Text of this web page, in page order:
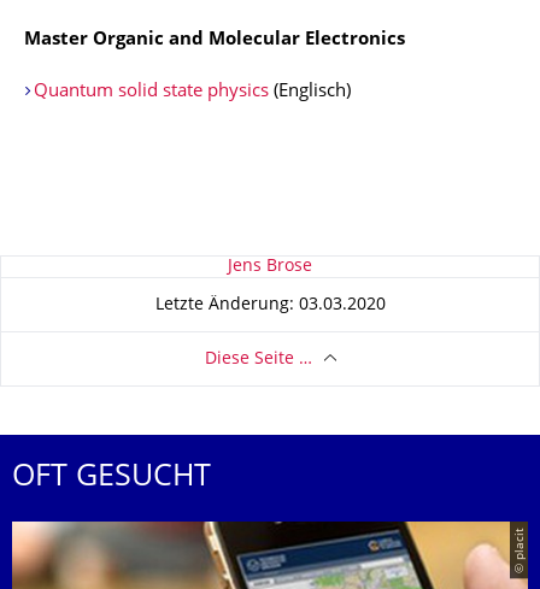
Master Organic and Molecular Electronics
Quantum solid state physics (Englisch)
Zu dieser Seite Jens Brose
Letzte Änderung: 03.03.2020
Diese Seite …
OFT GESUCHT
© placit